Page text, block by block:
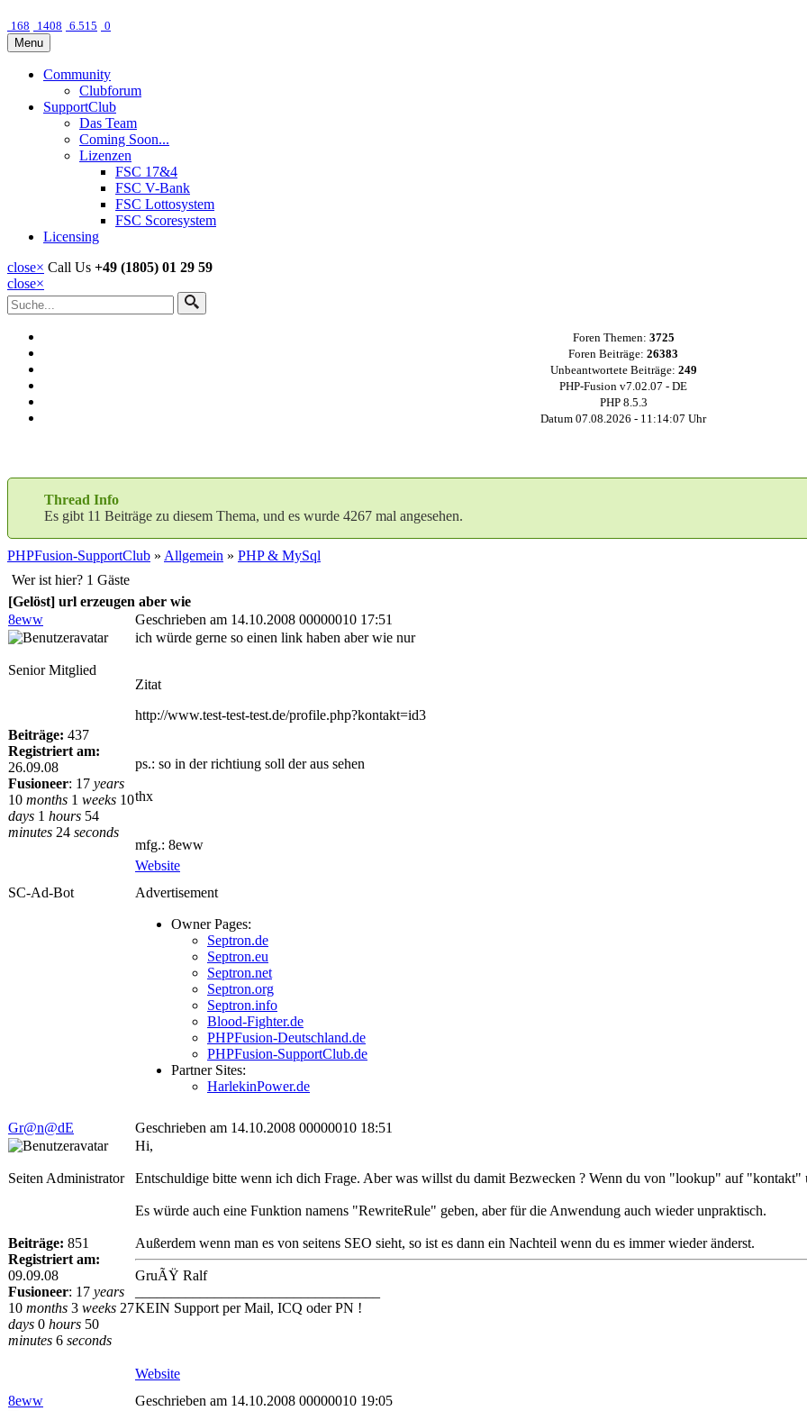
168 1408 6.515 0
Menu
Community
Clubforum
SupportClub
Das Team
Coming Soon...
Lizenzen
FSC 17&4
FSC V-Bank
FSC Lottosystem
FSC Scoresystem
Licensing
close× Call Us +49 (1805) 01 29 59
close×
Foren Themen: 3725
Foren Beiträge: 26383
Unbeantwortete Beiträge: 249
PHP-Fusion v7.02.07 - DE
PHP 8.5.3
Datum 07.08.2026 - 11:14:08 Uhr
Thread Info
Es gibt 11 Beiträge zu diesem Thema, und es wurde 4267 mal angesehen.
PHPFusion-SupportClub » Allgemein » PHP & MySql
Wer ist hier? 1 Gäste
[Gelöst] url erzeugen aber wie
8eww
Geschrieben am 14.10.2008 00000010 17:51
Senior Mitglied
Beiträge: 437
Registriert am:
26.09.08
Fusioneer: 17 years
10 months 1 weeks 10
days 1 hours 54
minutes 24 seconds
ich würde gerne so einen link haben aber wie nur
Zitat
http://www.test-test-test.de/profile.php?kontakt=id3
ps.: so in der richtiung soll der aus sehen
thx
mfg.: 8eww
Website
SC-Ad-Bot
Advertisement
Owner Pages:
Septron.de
Septron.eu
Septron.net
Septron.org
Septron.info
Blood-Fighter.de
PHPFusion-Deutschland.de
PHPFusion-SupportClub.de
Partner Sites:
HarlekinPower.de
Gr@n@dE Geschrieben am 14.10.2008 00000010 18:51
Seiten Administrator
Beiträge: 851
Registriert am:
09.09.08
Fusioneer: 17 years
10 months 3 weeks 27
days 0 hours 50
minutes 6 seconds
Hi,
Entschuldige bitte wenn ich dich Frage. Aber was willst du damit Bezwecken ? Wenn du von "lookup" auf "kontakt"
Es würde auch eine Funktion namens "RewriteRule" geben, aber für die Anwendung auch wieder unpraktisch.
Außerdem wenn man es von seitens SEO sieht, so ist es dann ein Nachteil wenn du es immer wieder änderst.
GruÃŸ Ralf
KEIN Support per Mail, ICQ oder PN !
Website
8eww
Geschrieben am 14.10.2008 00000010 19:05